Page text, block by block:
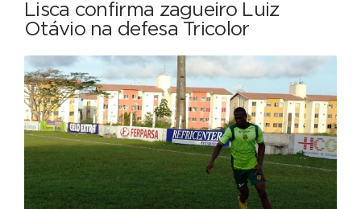
Lisca confirma zagueiro Luiz
Otávio na defesa Tricolor